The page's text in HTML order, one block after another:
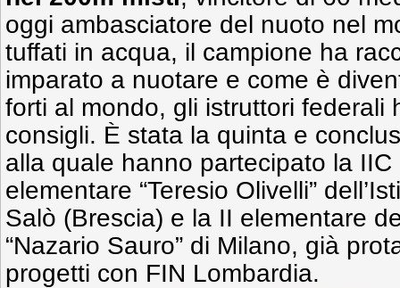
oggi ambasciatore del nuoto nel
tuffati in acqua, il campione ha
imparato a nuotare e come è
forti al mondo, gli istruttori federali
consigli. È stata la quinta e
alla quale hanno partecipato la IIC
elementare “Teresio Olivelli”
Salò (Brescia) e la II elementare
“Nazario Sauro” di Milano, già
progetti con FIN Lombardia.